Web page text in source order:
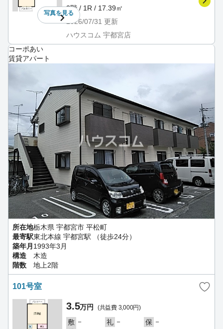
写真を見る
2階 / 1R / 17.39㎡
2026/07/31 更新
ハウスコム 宇都宮店
コーポあい
賃貸アパート
所在地栃木県 宇都宮市 平松町
最寄駅東北本線 宇都宮駅 （徒歩24分）
築年月 1993年3月
構造
木造
階数
地上2階
101号室
3.5万円 (共益費 3,000円)
敷 － 礼 － 保 －